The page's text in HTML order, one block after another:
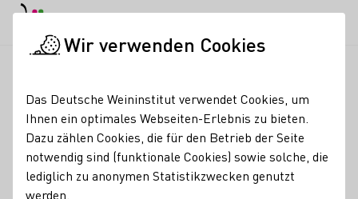
Pfälzer 6-Gang Menü im
Wilhelmshof
Registrierung erforderlich
Wir verwenden Cookies
Das Deutsche Weininstitut verwendet Cookies, um
Ihnen ein optimales Webseiten-Erlebnis zu bieten.
Dazu zählen Cookies, die für den Betrieb der Seite
notwendig sind (funktionale Cookies) sowie solche, die
lediglich zu anonymen Statistikzwecken genutzt
werden.